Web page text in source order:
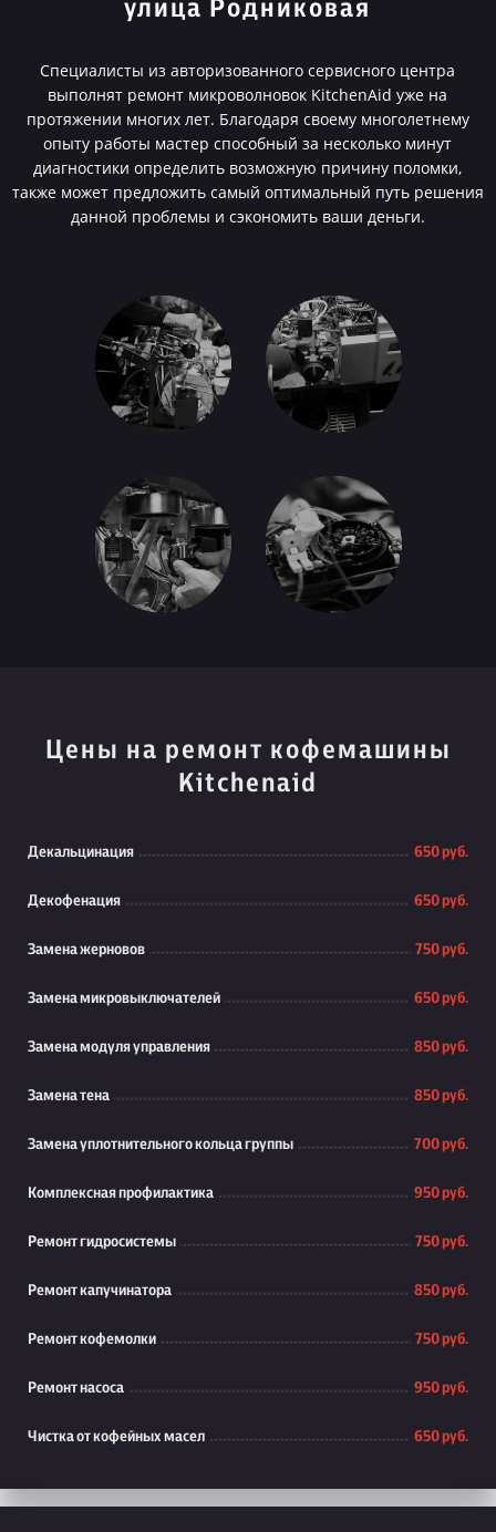
улица Родниковая
Специалисты из авторизованного сервисного центра
выполнят ремонт микроволновок KitchenAid уже на
протяжении многих лет. Благодаря своему многолетнему
опыту работы мастер способный за несколько минут
диагностики определить возможную причину поломки,
также может предложить самый оптимальный путь решения
данной проблемы и сэкономить ваши деньги.
Цены на ремонт кофемашины
Kitchenaid
Декальцинация 650 руб.
Декофенация 650 руб.
Замена жерновов 750 руб.
Замена микровыключателей 650 руб.
Замена модуля управления 850 руб.
Замена тена 850 руб.
Замена уплотнительного кольца группы 700 руб.
Комплексная профилактика 950 руб.
Ремонт гидросистемы 750 руб.
Ремонт капучинатора 850 руб.
Ремонт кофемолки 750 руб.
Ремонт насоса 950 руб.
Чистка от кофейных масел 650 руб.